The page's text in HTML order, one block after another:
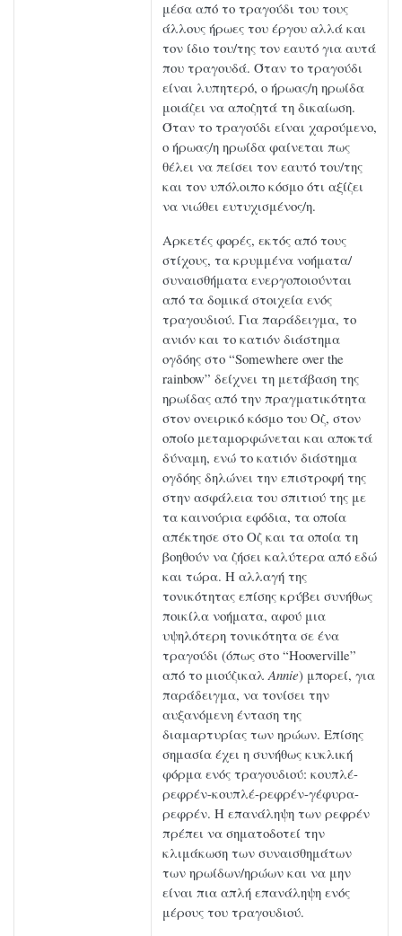
μέσα από το τραγούδι του τους
άλλους ήρωες του έργου αλλά και
τον ίδιο του/της τον εαυτό για αυτά
που τραγουδά. Όταν το τραγούδι
είναι λυπητερό, ο ήρωας/η ηρωίδα
μοιάζει να αποζητά τη δικαίωση.
Όταν το τραγούδι είναι χαρούμενο,
ο ήρωας/η ηρωίδα φαίνεται πως
θέλει να πείσει τον εαυτό του/της
και τον υπόλοιπο κόσμο ότι αξίζει
να νιώθει ευτυχισμένος/η.
Αρκετές φορές, εκτός από τους
στίχους, τα κρυμμένα νοήματα/
συναισθήματα ενεργοποιούνται
από τα δομικά στοιχεία ενός
τραγουδιού. Για παράδειγμα, το
ανιόν και το κατιόν διάστημα
ογδόης στο “Somewhere over the
rainbow” δείχνει τη μετάβαση της
ηρωίδας από την πραγματικότητα
στον ονειρικό κόσμο του Οζ, στον
οποίο μεταμορφώνεται και αποκτά
δύναμη, ενώ το κατιόν διάστημα
ογδόης δηλώνει την επιστροφή της
στην ασφάλεια του σπιτιού της με
τα καινούρια εφόδια, τα οποία
απέκτησε στο Οζ και τα οποία τη
βοηθούν να ζήσει καλύτερα από εδώ
και τώρα. Η αλλαγή της
τονικότητας επίσης κρύβει συνήθως
ποικίλα νοήματα, αφού μια
υψηλότερη τονικότητα σε ένα
τραγούδι (όπως στο “Hooverville”
από το μιούζικαλAnnie) μπορεί, για
παράδειγμα, να τονίσει την
αυξανόμενη ένταση της
διαμαρτυρίας των ηρώων. Επίσης
σημασία έχει η συνήθως κυκλική
φόρμα ενός τραγουδιού: κουπλέ-
ρεφρέν-κουπλέ-ρεφρέν-γέφυρα-
ρεφρέν. Η επανάληψη των ρεφρέν
πρέπει να σηματοδοτεί την
κλιμάκωση των συναισθημάτων
των ηρωίδων/ηρώων και να μην
είναι πια απλή επανάληψη ενός
μέρους του τραγουδιού.